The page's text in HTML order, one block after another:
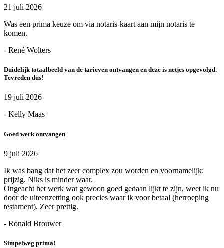
21 juli 2026
Was een prima keuze om via notaris-kaart aan mijn notaris te
komen.
- René Wolters
Duidelijk totaalbeeld van de tarieven ontvangen en deze is netjes opgevolgd.
Tevreden dus!
19 juli 2026
- Kelly Maas
Goed werk ontvangen
9 juli 2026
Ik was bang dat het zeer complex zou worden en voornamelijk:
prijzig. Niks is minder waar.
Ongeacht het werk wat gewoon goed gedaan lijkt te zijn, weet ik nu
door de uiteenzetting ook precies waar ik voor betaal (herroeping
testament). Zeer prettig.
- Ronald Brouwer
Simpelweg prima!